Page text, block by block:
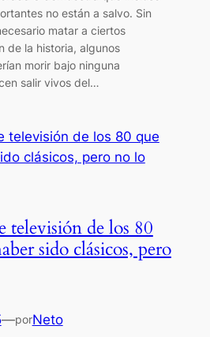
no están a salvo. Sin
matar a ciertos
de la historia, algunos
morir bajo ninguna
salir vivos del…
televisión de los 80
sido clásicos, pero
—porNeto